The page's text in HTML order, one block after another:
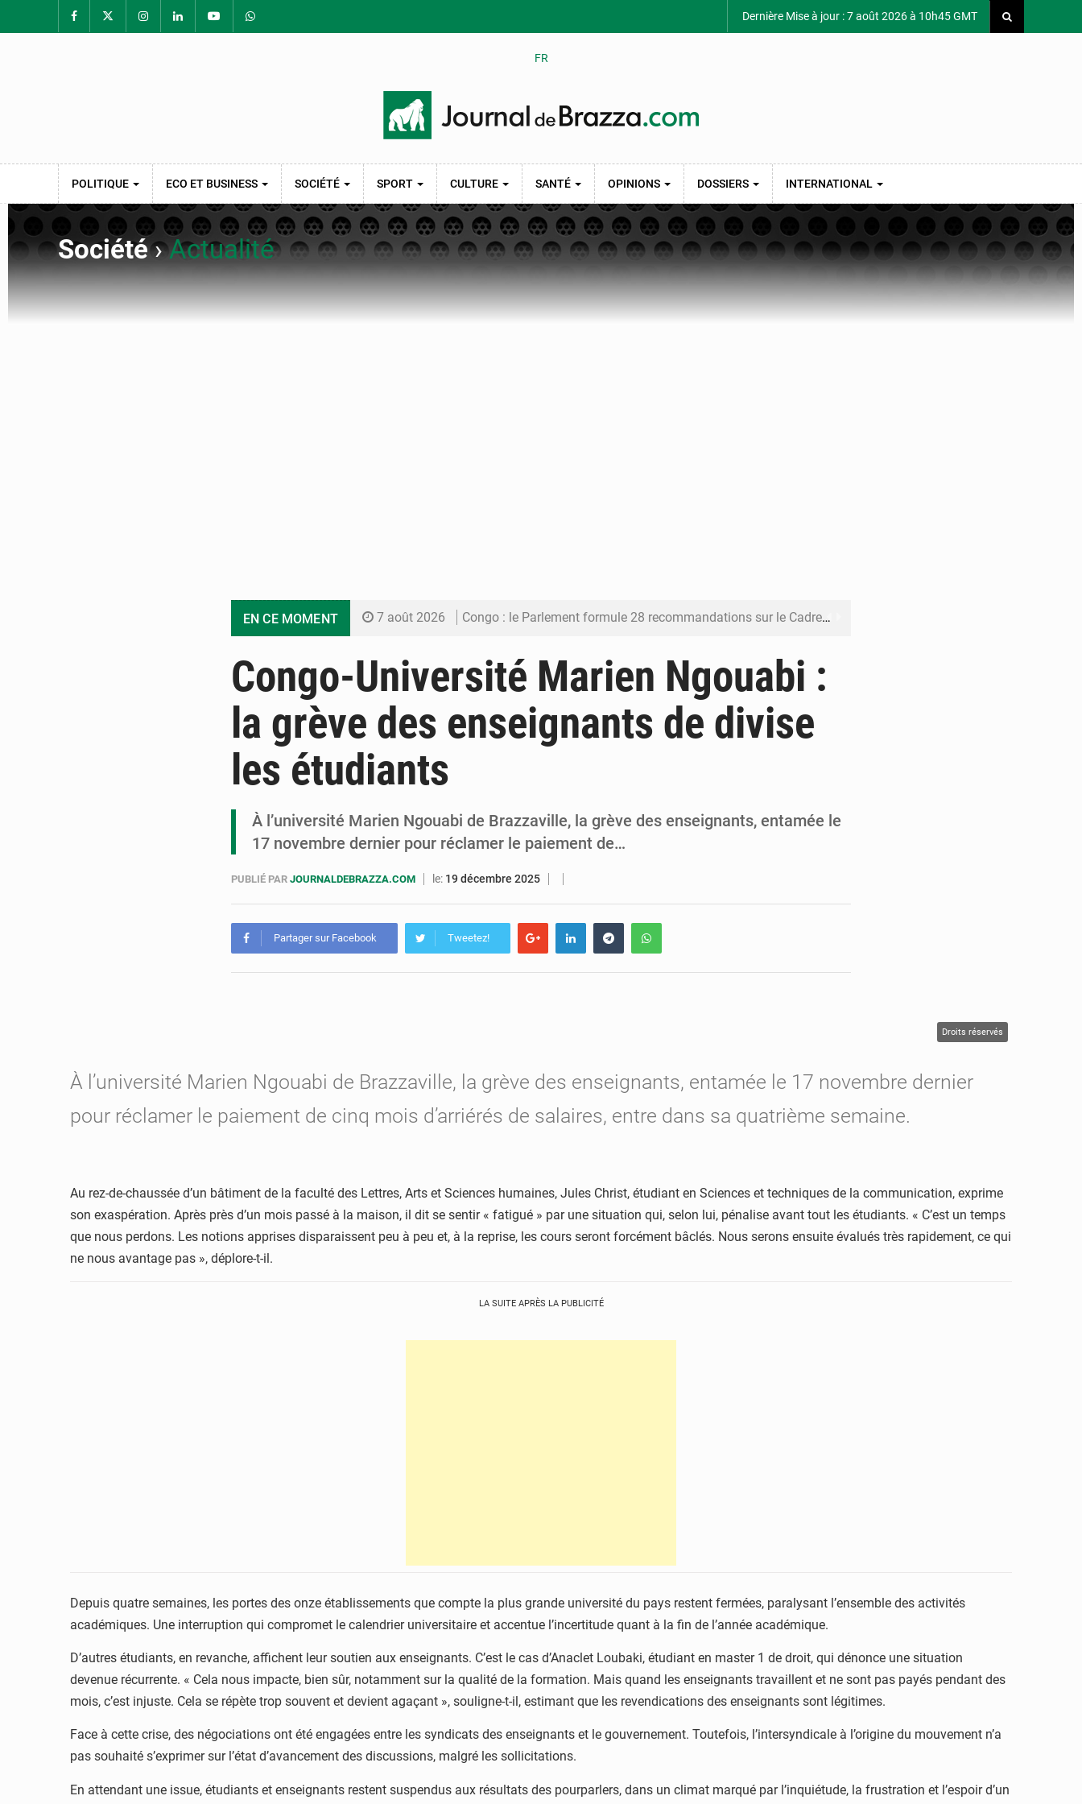
Dernière Mise à jour : 7 août 2026 à 10h45 GMT
FR
POLITIQUE ECO ET BUSINESS SOCIÉTÉ SPORT CULTURE SANTÉ OPINIONS DOSSIERS INTERNATIONAL
Société›Actualité
EN CE MOMENT 7 août 2026 Congo : le Parlement formule 28 recommandations sur le Cadre budgétaire 2027-2029
7 août 2026 Congo : la Grande foire agricole pour renforcer la souveraineté alimentaire
7 août 2026 Congo-RDC : Brazzaville et Kinshasa renforcent leur coopération en faveur de la jeunesse
6 août 2026
Congo-Université Marien Ngouabi :
la grève des enseignants de divise
les étudiants
À l’université Marien Ngouabi de Brazzaville, la grève des enseignants, entamée le
17 novembre dernier pour réclamer le paiement de…
PUBLIÉ PAR JOURNALDEBRAZZA.COM le: 19 décembre 2025
Partager sur Facebook Tweetez!
Droits réservés
À l’université Marien Ngouabi de Brazzaville, la grève des enseignants, entamée le 17 novembre dernier
pour réclamer le paiement de cinq mois d’arriérés de salaires, entre dans sa quatrième semaine.
Au rez-de-chaussée d’un bâtiment de la faculté des Lettres, Arts et Sciences humaines, Jules Christ, étudiant en Sciences et techniques de la communication, exprime
son exaspération. Après près d’un mois passé à la maison, il dit se sentir « fatigué » par une situation qui, selon lui, pénalise avant tout les étudiants. « C’est un temps
que nous perdons. Les notions apprises disparaissent peu à peu et, à la reprise, les cours seront forcément bâclés. Nous serons ensuite évalués très rapidement, ce qui
ne nous avantage pas », déplore-t-il.
LA SUITE APRÈS LA PUBLICITÉ
Depuis quatre semaines, les portes des onze établissements que compte la plus grande université du pays restent fermées, paralysant l’ensemble des activités
académiques. Une interruption qui compromet le calendrier universitaire et accentue l’incertitude quant à la fin de l’année académique.
D’autres étudiants, en revanche, affichent leur soutien aux enseignants. C’est le cas d’Anaclet Loubaki, étudiant en master 1 de droit, qui dénonce une situation
devenue récurrente. « Cela nous impacte, bien sûr, notamment sur la qualité de la formation. Mais quand les enseignants travaillent et ne sont pas payés pendant des
mois, c’est injuste. Cela se répète trop souvent et devient agaçant », souligne-t-il, estimant que les revendications des enseignants sont légitimes.
Face à cette crise, des négociations ont été engagées entre les syndicats des enseignants et le gouvernement. Toutefois, l’intersyndicale à l’origine du mouvement n’a
pas souhaité s’exprimer sur l’état d’avancement des discussions, malgré les sollicitations.
En attendant une issue, étudiants et enseignants restent suspendus aux résultats des pourparlers, dans un climat marqué par l’inquiétude, la frustration et l’espoir d’un